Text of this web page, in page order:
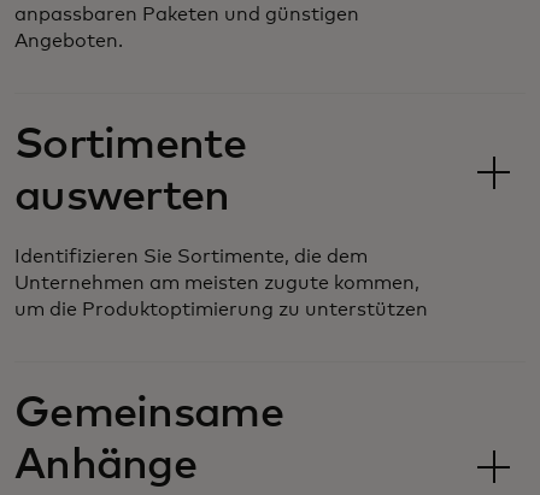
anpassbaren Paketen und günstigen
Angeboten.
Sortimente
auswerten
Identifizieren Sie Sortimente, die dem
Unternehmen am meisten zugute kommen,
um die Produktoptimierung zu unterstützen
Gemeinsame
Anhänge